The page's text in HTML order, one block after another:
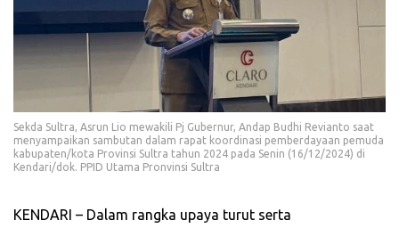
Sekda Sultra, Asrun Lio mewakili Pj Gubernur, Andap Budhi Revianto saat
menyampaikan sambutan dalam rapat koordinasi pemberdayaan pemuda
kabupaten/kota Provinsi Sultra tahun 2024 pada Senin (16/12/2024) di
Kendari/dok. PPID Utama Pronvinsi Sultra
KENDARI – Dalam rangka upaya turut serta